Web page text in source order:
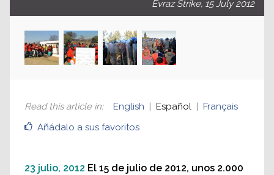
Evraz Strike, 15 July 2012
Añádalo a sus favoritos
Read this article in: English Español Français
23 julio, 2012 El 15 de julio de 2012, unos 2.000